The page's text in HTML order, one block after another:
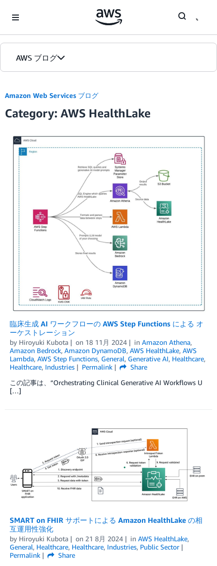
AWS ブログ
カテゴリ
Amazon Web Services ブログ
Category: AWS HealthLake
臨床生成 AI ワークフローの AWS Step Functions による オ
ーケストレーション
by Hiroyuki Kubota on 18 11月 2024 in Amazon Athena,
Amazon Bedrock, Amazon DynamoDB, AWS HealthLake, AWS
Lambda, AWS Step Functions, General, Generative AI, Healthcare,
Healthcare, Industries Permalink
Share
この記事は、“Orchestrating Clinical Generative AI Workflows U
[…]
SMART on FHIR サポートによる Amazon HealthLake の相
互運用性強化
by Hiroyuki Kubota on 21 8月 2024 in AWS HealthLake,
General, Healthcare, Healthcare, Industries, Public Sector
Permalink
Share